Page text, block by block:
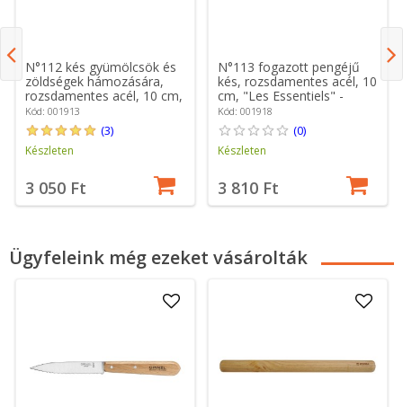
N°112 kés gyümölcsök és
zöldségek hámozására,
rozsdamentes acél, 10 cm,
"Les Essentiels" - Opinel
Kód: 001913
(3)
Készleten
3 050 Ft
N°113 fogazott pengéjű
kés, rozsdamentes acél, 10
cm, "Les Essentiels" -
Opinel
Kód: 001918
(0)
Készleten
3 810 Ft
Ügyfeleink még ezeket vásárolták